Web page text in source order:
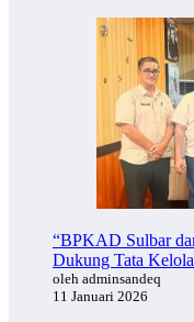
“BPKAD Sulbar
Dukung Tata
oleh adminsandeq
11 Januari 2026